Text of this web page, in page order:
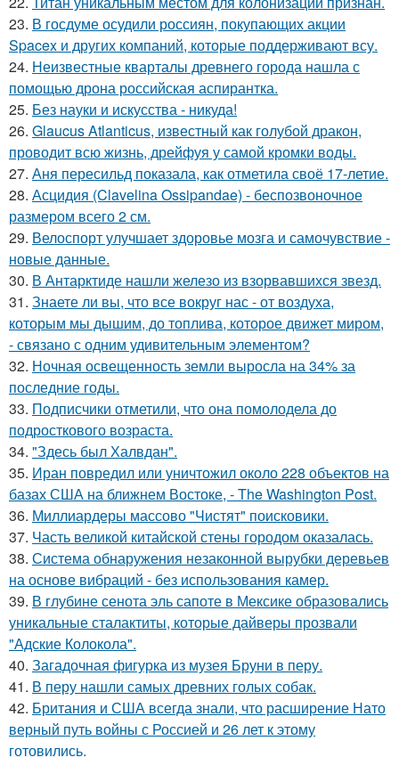
23. В госдуме осудили россиян, покупающих акции
Spacex и других компаний, которые поддерживают всу.
24. Неизвестные кварталы древнего города нашла с
помощью дрона российская аспирантка.
25. Без науки и искусства - никуда!
26. Glaucus Atlanticus, известный как голубой дракон,
проводит всю жизнь, дрейфуя у самой кромки воды.
27. Аня пересильд показала, как отметила своё 17-летие.
28. Асцидия (Clavelina Ossipandae) - беспозвоночное
размером всего 2 см.
29. Велоспорт улучшает здоровье мозга и самочувствие -
новые данные.
30. В Антарктиде нашли железо из взорвавшихся звезд.
31. Знаете ли вы, что все вокруг нас - от воздуха,
которым мы дышим, до топлива, которое движет миром,
- связано с одним удивительным элементом?
32. Ночная освещенность земли выросла на 34% за
последние годы.
33. Подписчики отметили, что она помолодела до
подросткового возраста.
34. "Здесь был Халвдан".
35. Иран повредил или уничтожил около 228 объектов на
базах США на ближнем Востоке, - The Washington Post.
36. Миллиардеры массово "Чистят" поисковики.
37. Часть великой китайской стены городом оказалась.
38. Система обнаружения незаконной вырубки деревьев
на основе вибраций - без использования камер.
39. В глубине сенота эль сапоте в Мексике образовались
уникальные сталактиты, которые дайверы прозвали
"Адские Колокола".
40. Загадочная фигурка из музея Бруни в перу.
41. В перу нашли самых древних голых собак.
42. Британия и США всегда знали, что расширение Нато
верный путь войны с Россией и 26 лет к этому
готовились.